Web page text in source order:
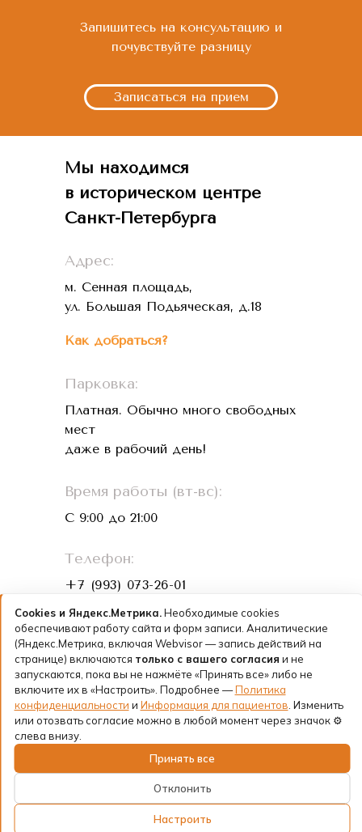
Запишитесь на консультацию и
почувствуйте разницу
Записаться на прием
Телефон:
Время работы (вт-вс):
Адрес:
Парковка:
+7 (993) 073-26-01
С 9:00 до 21:00
м. Сенная площадь,
ул. Большая Подьяческая, д.18
Платная. Обычно много свободных
мест
даже в рабочий день!
Мы находимся
в историческом центре
Санкт-Петербурга
Юридическое лицо: ООО «ФК КЛИНИК»
Санкт-Петербург,
пр-кт Римского-Корсакова, д. 8/18, литера А.
Политика конфиденциальности
Лицензии и документы
Как добраться?
© 2025 - 2026 Copyright АааМ Стоматология
Информация для пациентов·Политика
конфиденциальности·
Cookies и Яндекс.Метрика.Необходимые cookies
обеспечивают работу сайта и форм записи. Аналитические
(Яндекс.Метрика, включая Webvisor — запись действий на
странице) включаются только с вашего согласия и не
запускаются, пока вы не нажмёте «Принять все» либо не
включите их в «Настроить». Подробнее —Политика
конфиденциальности и Информация для пациентов . Изменить
или отозвать согласие можно в любой момент через значок ⚙
слева внизу.
Принять все
Отклонить
Настроить